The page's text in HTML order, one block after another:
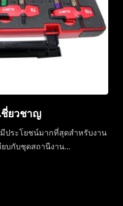
ชี่ยวชาญ
ประโยชน์มากที่สุดสำหรับงาน
ยบกับชุดสถานีงาน...